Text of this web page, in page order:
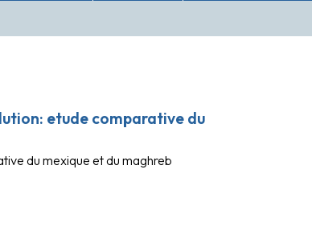
etude comparative du
du mexique et du maghreb